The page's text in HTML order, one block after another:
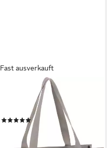
Fast ausverkauft
Wickeltasche Green Label,
Tote Up Bag, taupe
(1)
71,44 € UVP 109,95 €